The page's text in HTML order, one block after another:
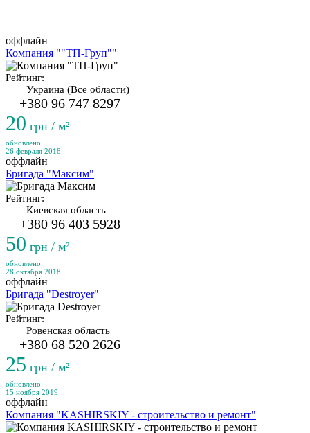
оффлайн
Компания ""ТП-Груп""
Рейтинг:
Украина (Все области)
+380 96 747 8297
20 грн / м²
обновлено:
26 февраля 2018
оффлайн
Бригада "Максим"
Рейтинг:
Киевская область
+380 96 403 5928
50 грн / м²
обновлено:
28 октября 2018
оффлайн
Бригада "Destroyer"
Рейтинг:
Ровенская область
+380 68 520 2626
25 грн / м²
обновлено:
15 ноября 2019
оффлайн
Компания "KASHIRSKIY - строительство и ремонт"